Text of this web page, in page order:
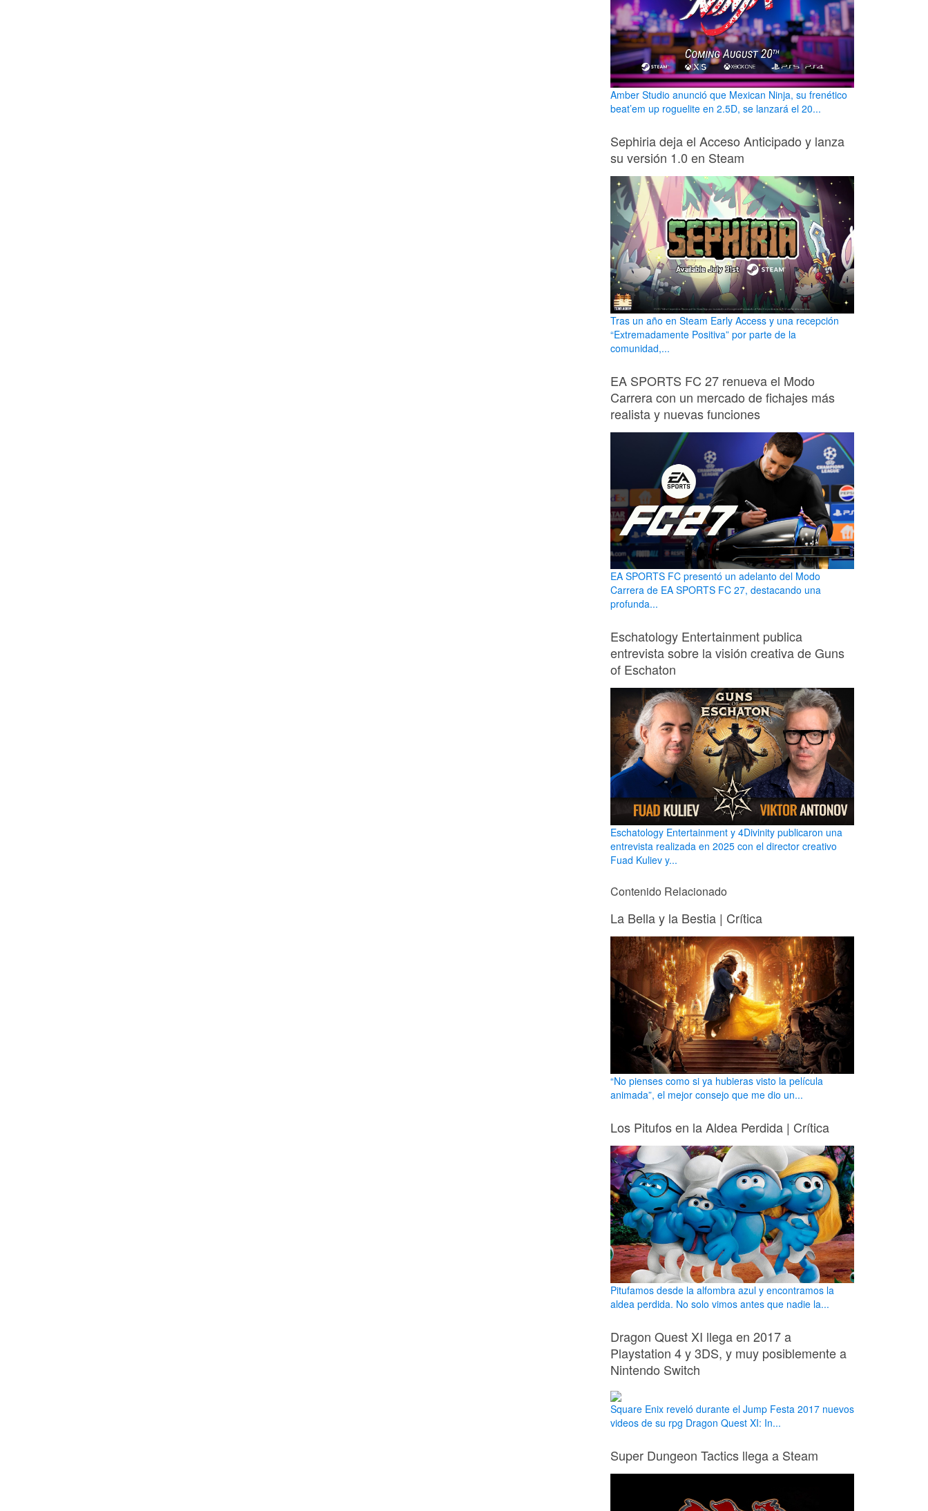
Amber Studio anunció que Mexican Ninja, su frenético
beat’em up roguelite en 2.5D, se lanzará el 20...
Sephiria deja el Acceso Anticipado y lanza
su versión 1.0 en Steam
Tras un año en Steam Early Access y una recepción
“Extremadamente Positiva” por parte de la
comunidad,...
EA SPORTS FC 27 renueva el Modo
Carrera con un mercado de fichajes más
realista y nuevas funciones
EA SPORTS FC presentó un adelanto del Modo
Carrera de EA SPORTS FC 27, destacando una
profunda...
Eschatology Entertainment publica
entrevista sobre la visión creativa de Guns
of Eschaton
Eschatology Entertainment y 4Divinity publicaron una
entrevista realizada en 2025 con el director creativo
Fuad Kuliev y...
Contenido Relacionado
La Bella y la Bestia | Crítica
“No pienses como si ya hubieras visto la película
animada”, el mejor consejo que me dio un...
Los Pitufos en la Aldea Perdida | Crítica
Pitufamos desde la alfombra azul y encontramos la
aldea perdida. No solo vimos antes que nadie la...
Dragon Quest XI llega en 2017 a
Playstation 4 y 3DS, y muy posiblemente a
Nintendo Switch
Square Enix reveló durante el Jump Festa 2017 nuevos
videos de su rpg Dragon Quest XI: In...
Super Dungeon Tactics llega a Steam